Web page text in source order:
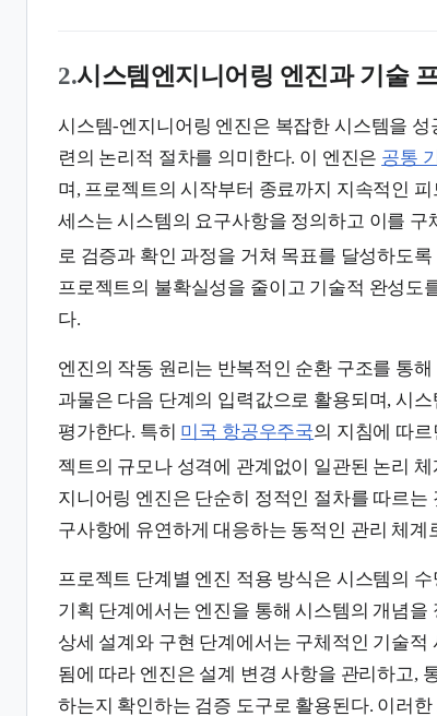
2.시스템엔지니어링 엔진과 기술
시스템-엔지니어링 엔진은 복잡한 시스템을
련의 논리적 절차를 의미한다. 이 엔진은 공통
며, 프로젝트의 시작부터 종료까지 지속적인
세스는 시스템의 요구사항을 정의하고 이를
로 검증과 확인 과정을 거쳐 목표를 달성하도록
프로젝트의 불확실성을 줄이고 기술적 완성도
다.
엔진의 작동 원리는 반복적인 순환 구조를 통
과물은 다음 단계의 입력값으로 활용되며, 시
평가한다. 특히 미국 항공우주국의 지침에 따
젝트의 규모나 성격에 관계없이 일관된 논리
지니어링 엔진은 단순히 정적인 절차를 따르는
구사항에 유연하게 대응하는 동적인 관리 체계
프로젝트 단계별 엔진 적용 방식은 시스템의 수
기획 단계에서는 엔진을 통해 시스템의 개념
상세 설계와 구현 단계에서는 구체적인 기술적
됨에 따라 엔진은 설계 변경 사항을 관리하고,
하는지 확인하는 검증 도구로 활용된다. 이러